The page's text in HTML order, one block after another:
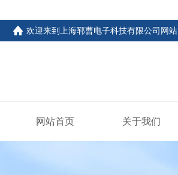
欢迎来到 上海郓曹电子科技有限公司网站
网站首页 关于我们